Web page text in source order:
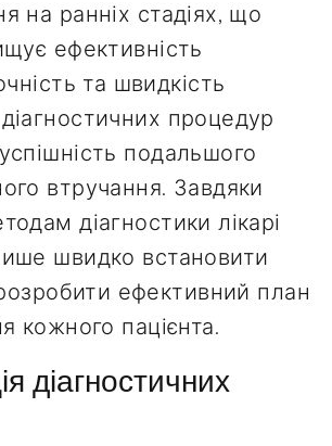
на ранніх стадіях, що
ефективність
та швидкість
процедур
подальшого
втручання. Завдяки
діагностики лікарі
швидко встановити
ефективний план
кожного пацієнта.
діагностичних